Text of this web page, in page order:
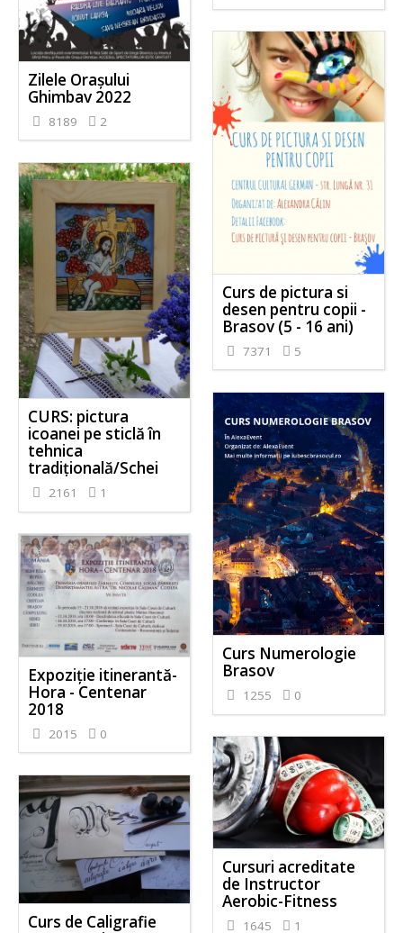
Zilele Orașului
Ghimbav 2022
8189 2
Curs de pictura si
desen pentru copii -
Brasov (5 - 16 ani)
7371 5
CURS: pictura
icoanei pe sticlă în
tehnica
tradițională/Schei
2161 1
Curs Numerologie
Brasov
1255 0
Expoziție itinerantă-
Hora - Centenar
2018
2015 0
Cursuri acreditate
de Instructor
Aerobic-Fitness
1645 1
Curs de Caligrafie